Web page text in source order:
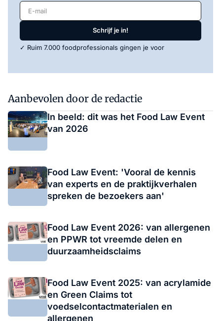
E-mail
Schrijf je in!
✓ Ruim 7.000 foodprofessionals gingen je voor
Aanbevolen door de redactie
In beeld: dit was het Food Law Event
van 2026
Food Law Event: 'Vooral de kennis
van experts en de praktijkverhalen
spreken de bezoekers aan'
Food Law Event 2026: van allergenen
en PPWR tot vreemde delen en
duurzaamheidsclaims
Food Law Event 2025: van acrylamide
en Green Claims tot
voedselcontactmaterialen en
allergenen